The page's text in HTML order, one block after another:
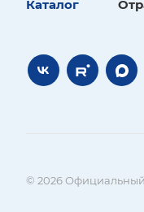
Каталог
© 2026 Официальный